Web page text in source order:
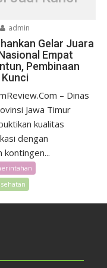
admin
Gelar Juara
Empat
Pembinaan
– Dinas
Jawa Timur
kualitas
dengan
kontingen...